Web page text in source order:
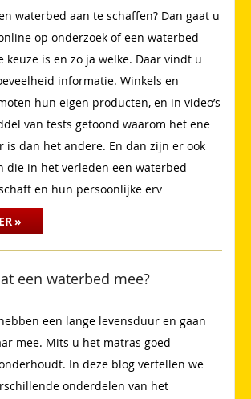
waterbed aan te schaffen? Dan gaat u
op onderzoek of een waterbed
keuze is en zo ja welke. Daar vindt u
informatie. Winkels en
hun eigen producten, en in video’s
van tests getoond waarom het ene
is dan het andere. En dan zijn er ook
die in het verleden een waterbed
en hun persoonlijke erv
»
een waterbed mee?
een lange levensduur en gaan
mee. Mits u het matras goed
In deze blog vertellen we
onderdelen van het